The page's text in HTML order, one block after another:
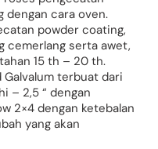
dengan cara oven.
powder coating,
cemerlang serta awet,
15 th – 20 th.
Galvalum terbuat dari
– 2,5 “ dengan
2×4 dengan ketebalan
yang akan